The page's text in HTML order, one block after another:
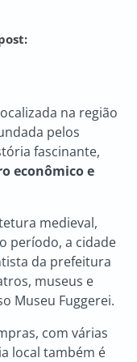
na região
pelos
fascinante,
econômico e
medieval,
período, a cidade
da prefeitura
museus e
Museu Fuggerei.
com várias
local também é